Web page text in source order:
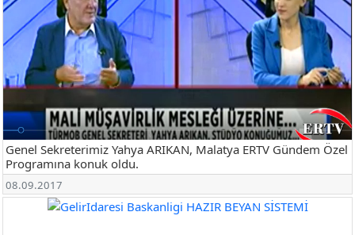
Genel Sekreterimiz Yahya ARIKAN, Malatya ERTV Gündem Özel
Programına konuk oldu.
08.09.2017